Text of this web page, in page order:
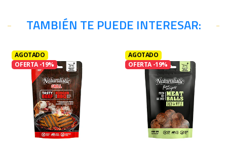
TAMBIÉN TE PUEDE INTERESAR:
AGOTADO
OFERTA -19%
AGOTADO
OFERTA -19%